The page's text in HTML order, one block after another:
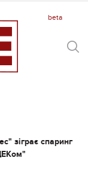
зіграє спаринг